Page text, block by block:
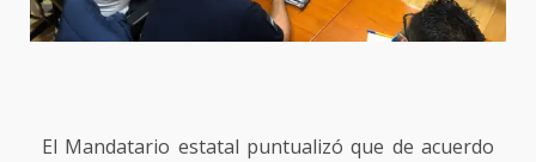
El Mandatario estatal puntualizó que de acuerdo